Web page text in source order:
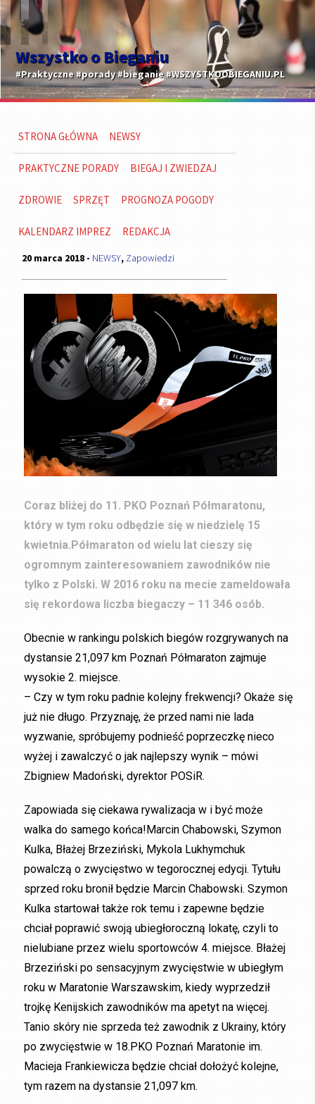
Wszystko o Bieganiu
#Praktyczne #porady #bieganie #WSZYSTKOOBIEGANIU.PL
STRONA GŁÓWNA NEWSY
PRAKTYCZNE PORADY BIEGAJ I ZWIEDZAJ
ZDROWIE SPRZĘT PROGNOZA POGODY
KALENDARZ IMPREZ REDAKCJA
20 marca 2018 - NEWSY, Zapowiedzi
Coraz bliżej do 11. PKO Poznań Półmaratonu,
który w tym roku odbędzie się w niedzielę 15
kwietnia.Półmaraton od wielu lat cieszy się
ogromnym zainteresowaniem zawodników nie
tylko z Polski. W 2016 roku na mecie zameldowała
się rekordowa liczba biegaczy – 11 346 osób.
Obecnie w rankingu polskich biegów rozgrywanych na
dystansie 21,097 km Poznań Półmaraton zajmuje
wysokie 2. miejsce.
– Czy w tym roku padnie kolejny frekwencji? Okaże się
już nie długo. Przyznaję, że przed nami nie lada
wyzwanie, spróbujemy podnieść poprzeczkę nieco
wyżej i zawalczyć o jak najlepszy wynik – mówi
Zbigniew Madoński, dyrektor POSiR.
Zapowiada się ciekawa rywalizacja w i być może
walka do samego końca!Marcin Chabowski, Szymon
Kulka, Błażej Brzeziński, Mykola Lukhymchuk
powalczą o zwycięstwo w tegorocznej edycji. Tytułu
sprzed roku bronił będzie Marcin Chabowski. Szymon
Kulka startował także rok temu i zapewne będzie
chciał poprawić swoją ubiegłoroczną lokatę, czyli to
nielubiane przez wielu sportowców 4. miejsce. Błażej
Brzeziński po sensacyjnym zwycięstwie w ubiegłym
roku w Maratonie Warszawskim, kiedy wyprzedził
trojkę Kenijskich zawodników ma apetyt na więcej.
Tanio skóry nie sprzeda też zawodnik z Ukrainy, który
po zwycięstwie w 18.PKO Poznań Maratonie im.
Macieja Frankiewicza będzie chciał dołożyć kolejne,
tym razem na dystansie 21,097 km.